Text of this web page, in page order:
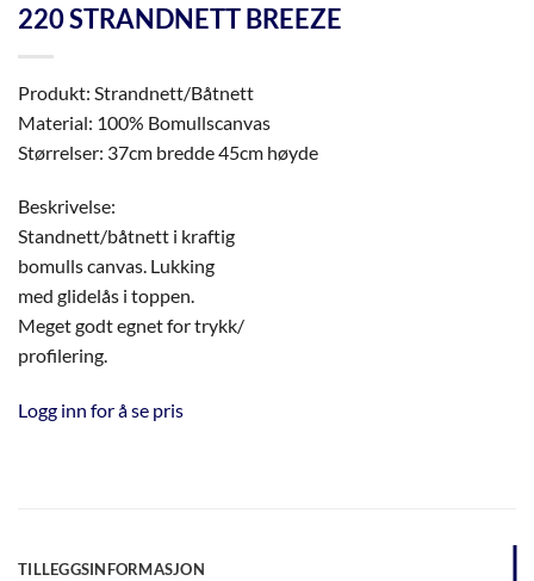
220 STRANDNETT BREEZE
Produkt: Strandnett/Båtnett
Material: 100% Bomullscanvas
Størrelser: 37cm bredde 45cm høyde
Beskrivelse:
Standnett/båtnett i kraftig
bomulls canvas. Lukking
med glidelås i toppen.
Meget godt egnet for trykk/
profilering.
Logg inn for å se pris
TILLEGGSINFORMASJON